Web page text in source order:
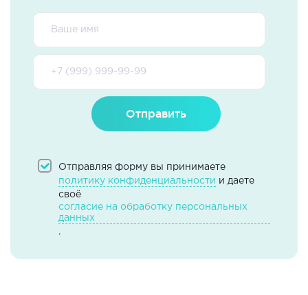
Отправить
Отправляя форму вы принимаете
политику конфиденциальности и даете
своё
согласие на обработку персональных
данных
.